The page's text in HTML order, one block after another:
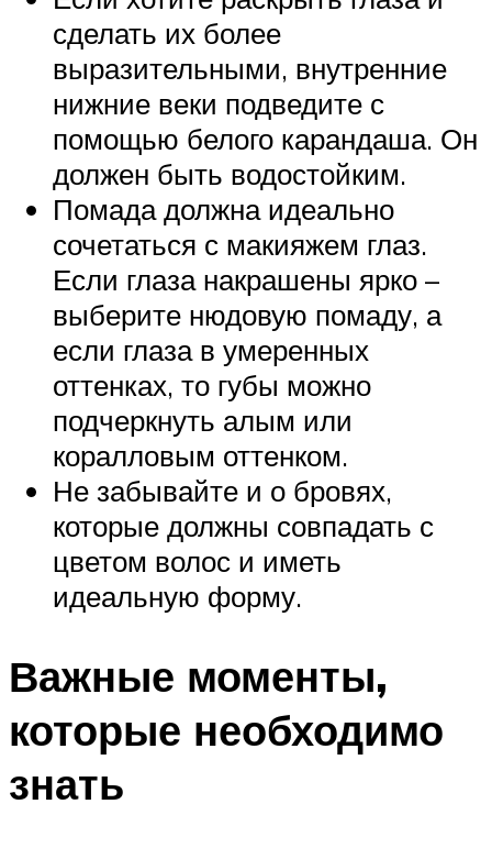
сделать их более
выразительными, внутренние
нижние веки подведите с
помощью белого карандаша. Он
должен быть водостойким.
Помада должна идеально
сочетаться с макияжем глаз.
Если глаза накрашены ярко –
выберите нюдовую помаду, а
если глаза в умеренных
оттенках, то губы можно
подчеркнуть алым или
коралловым оттенком.
Не забывайте и о бровях,
которые должны совпадать с
цветом волос и иметь
идеальную форму.
Важные моменты,
которые необходимо
знать